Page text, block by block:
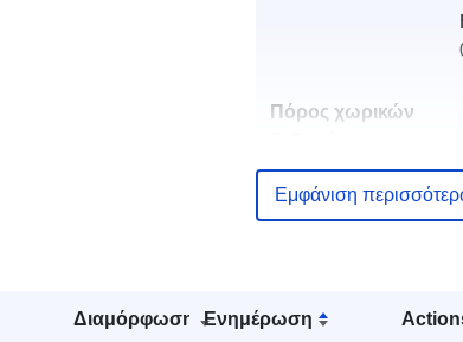
Διαμόρφωση Ενημέρωση
Πόρος χωρικών
Αναγνωριστικά:
Εμφάνιση